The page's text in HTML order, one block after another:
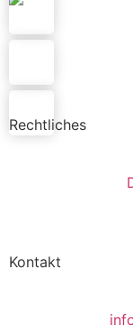
Rechtliches
Kontakt